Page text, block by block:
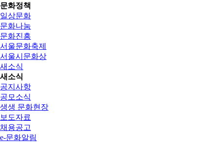
문화정책
일상문화
문화나눔
문화진흥
서울문화축제
서울시문화상
새소식
새소식
공지사항
공모소식
생생 문화현장
보도자료
채용공고
e-문화알림